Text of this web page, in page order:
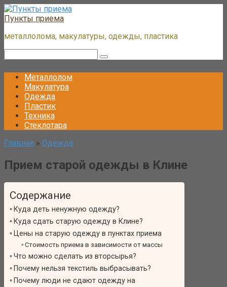
Перейти
к
Пункты приема
металлолома, макулатуры, одежды, пластика
Металлолом
Макулатура
Одежда
Пластик
Техника
Стеклотара
Главная » Одежда
Прием старой одежды в Клине
Содержание
Куда деть ненужную одежду?
Куда сдать старую одежду в Клине?
Цены на старую одежду в пунктах приема
Стоимость приема в зависимости от массы
Что можно сделать из вторсырья?
Почему нельзя текстиль выбрасывать?
Почему люди не сдают одежду на